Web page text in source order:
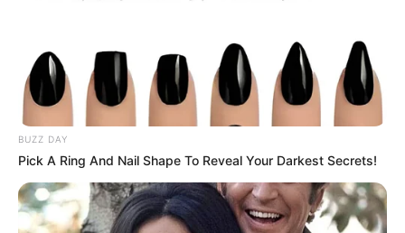
BUZZ DAY
Pick A Ring And Nail Shape To Reveal Your Darkest Secrets!